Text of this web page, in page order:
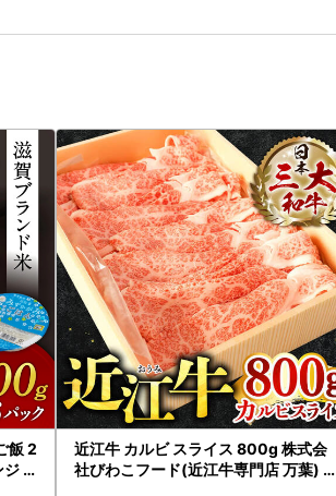
飯 2
ジ
近江牛 カルビ スライス 800g 株式会
社びわこフード(近江牛専門店 万葉) 滋